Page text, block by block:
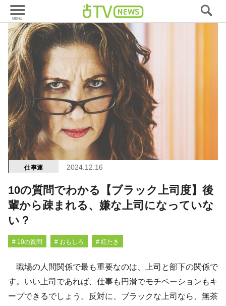
仕事運 2024.12.16
10の質問でわかる【ブラック上司度】後
輩から疎まれる、嫌な上司になっていな
い？
# 10の質問 # おもしろ # 紅たき
職場の人間関係で最も重要なのは、上司と部下の関係で
す。いい上司であれば、仕事も円滑でモチベーションもキ
ープできるでしょう。反対に、ブラックな上司なら、無茶